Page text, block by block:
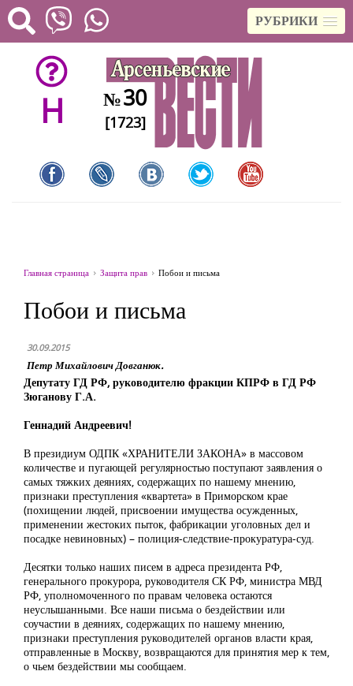
РУБРИКИ
H №30
[1723]
Главная страница Защита прав Побои и письма
Побои и письма
30.09.2015
Петр Михайлович Довганюк.
Депутату ГД РФ, руководителю фракции КПРФ в ГД РФ
Зюганову Г.А.
Геннадий Андреевич!
В президиум ОДПК «ХРАНИТЕЛИ ЗАКОНА» в массовом
количестве и пугающей регулярностью поступают заявления о
самых тяжких деяниях, содержащих по нашему мнению,
признаки преступления «квартета» в Приморском крае
(похищении людей, присвоении имущества осужденных,
применении жестоких пыток, фабрикации уголовных дел и
посадке невиновных) – полиция-следствие-прокуратура-суд.
Десятки только наших писем в адреса президента РФ,
генерального прокурора, руководителя СК РФ, министра МВД
РФ, уполномоченного по правам человека остаются
неуслышанными. Все наши письма о бездействии или
соучастии в деяниях, содержащих по нашему мнению,
признаки преступления руководителей органов власти края,
отправленные в Москву, возвращаются для принятия мер к тем,
о чьем бездействии мы сообщаем.